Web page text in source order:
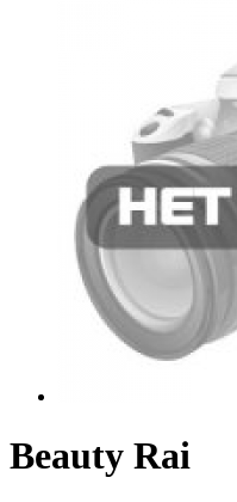
Beauty Rai